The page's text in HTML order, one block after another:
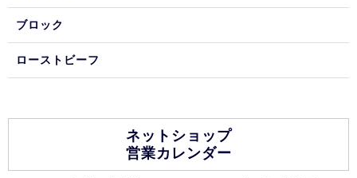
ブロック
ローストビーフ
ネットショップ
営業カレンダー